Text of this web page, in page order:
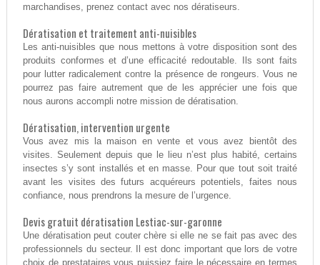
marchandises, prenez contact avec nos dératiseurs.
Dératisation et traitement anti-nuisibles
Les anti-nuisibles que nous mettons à votre disposition sont des
produits conformes et d’une efficacité redoutable. Ils sont faits
pour lutter radicalement contre la présence de rongeurs. Vous ne
pourrez pas faire autrement que de les apprécier une fois que
nous aurons accompli notre mission de dératisation.
Dératisation, intervention urgente
Vous avez mis la maison en vente et vous avez bientôt des
visites. Seulement depuis que le lieu n’est plus habité, certains
insectes s’y sont installés et en masse. Pour que tout soit traité
avant les visites des futurs acquéreurs potentiels, faites nous
confiance, nous prendrons la mesure de l’urgence.
Devis gratuit dératisation Lestiac-sur-garonne
Une dératisation peut couter chère si elle ne se fait pas avec des
professionnels du secteur. Il est donc important que lors de votre
choix de prestataires vous puissiez faire le nécessaire en termes